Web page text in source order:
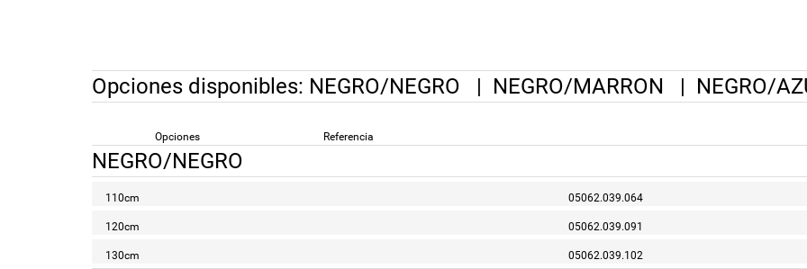
Opciones disponibles: NEGRO/NEGRO | NEGRO/MARRON | NEGRO/
Opciones Referencia
NEGRO/NEGRO
110cm 05062.039.064
120cm 05062.039.091
130cm 05062.039.102